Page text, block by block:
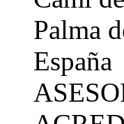
Palma
España